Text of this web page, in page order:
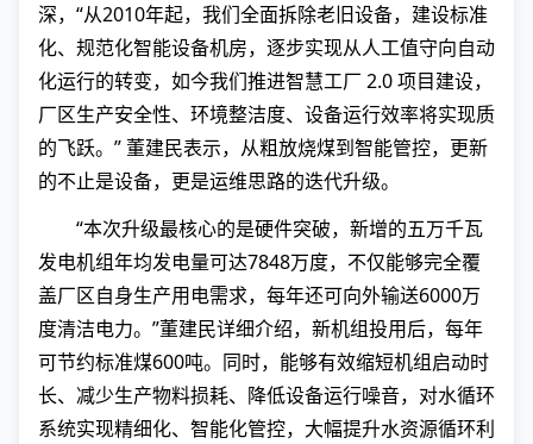
深，“从2010年起，我们全面拆除老旧设备，建设标准
化、规范化智能设备机房，逐步实现从人工值守向自动
化运行的转变，如今我们推进智慧工厂 2.0 项目建设，
厂区生产安全性、环境整洁度、设备运行效率将实现质
的飞跃。” 董建民表示，从粗放烧煤到智能管控，更新
的不止是设备，更是运维思路的迭代升级。
“本次升级最核心的是硬件突破，新增的五万千瓦
发电机组年均发电量可达7848万度，不仅能够完全覆
盖厂区自身生产用电需求，每年还可向外输送6000万
度清洁电力。”董建民详细介绍，新机组投用后，每年
可节约标准煤600吨。同时，能够有效缩短机组启动时
长、减少生产物料损耗、降低设备运行噪音，对水循环
系统实现精细化、智能化管控，大幅提升水资源循环利